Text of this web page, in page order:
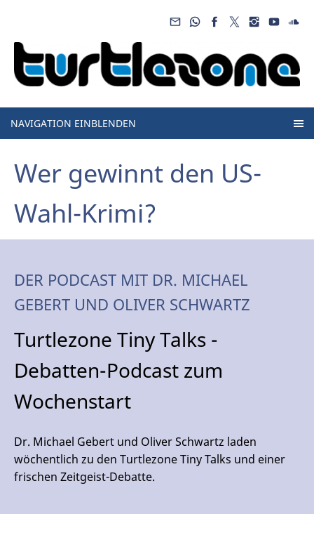
NAVIGATION EINBLENDEN
Wer gewinnt den US-
Wahl-Krimi?
DER PODCAST MIT DR. MICHAEL
GEBERT UND OLIVER SCHWARTZ
Turtlezone Tiny Talks -
Debatten-Podcast zum
Wochenstart
Dr. Michael Gebert und Oliver Schwartz laden
wöchentlich zu den Turtlezone Tiny Talks und einer
frischen Zeitgeist-Debatte.